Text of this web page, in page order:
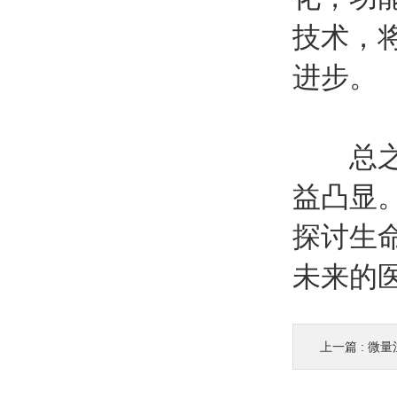
技术，
进步。
总之
益凸显
探讨生
未来的
上一篇 : 微量